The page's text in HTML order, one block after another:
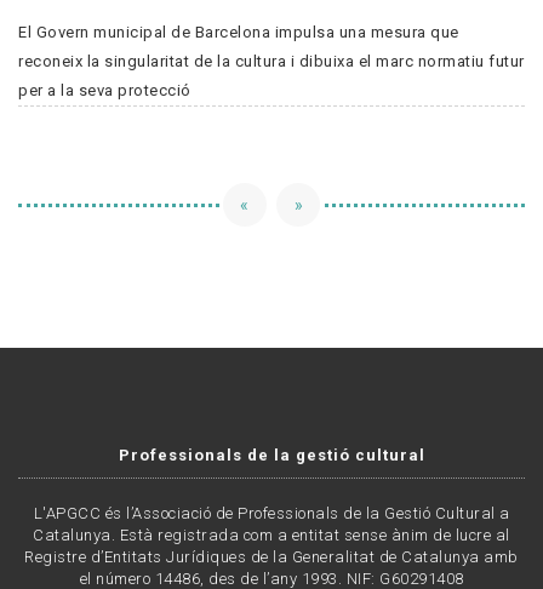
El Govern municipal de Barcelona impulsa una mesura que
reconeix la singularitat de la cultura i dibuixa el marc normatiu futur
per a la seva protecció
« »
Professionals de la gestió cultural
L'APGCC és l’Associació de Professionals de la Gestió Cultural a
Catalunya. Està registrada com a entitat sense ànim de lucre al
Registre d’Entitats Jurídiques de la Generalitat de Catalunya amb
el número 14486, des de l’any 1993. NIF: G60291408